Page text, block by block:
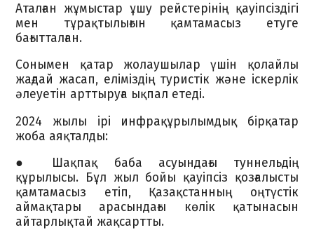
Аталған жұмыстар ұшу рейстерінің қауіпсіздігі
мен тұрақтылығын қамтамасыз етуге
бағытталған.
Сонымен қатар жолаушылар үшін қолайлы
жағдай жасап, еліміздің туристік және іскерлік
әлеуетін арттыруға ықпал етеді.
2024 жылы ірі инфрақұрылымдық бірқатар
жоба аяқталды:
● Шақпақ баба асуындағы туннельдің
құрылысы. Бұл жыл бойы қауіпсіз қозғалысты
қамтамасыз етіп, Қазақстанның оңтүстік
аймақтары арасындағы көлік қатынасын
айтарлықтай жақсартты.